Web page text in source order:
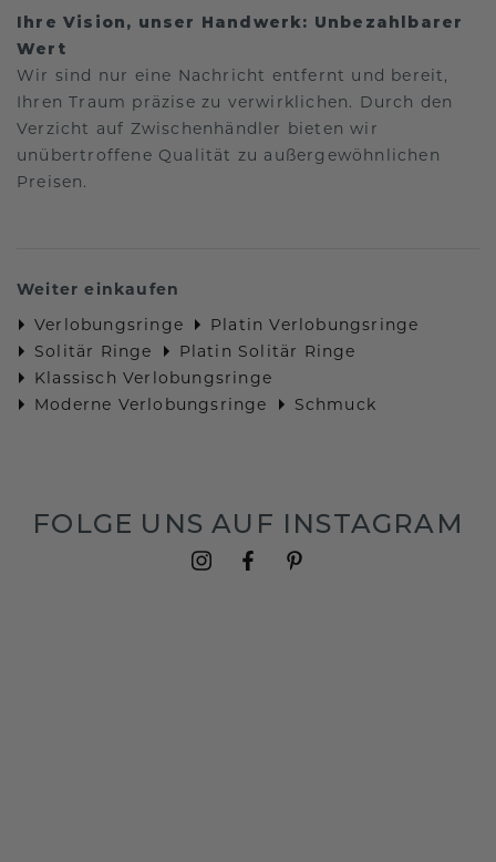
Ihre Vision, unser Handwerk: Unbezahlbarer
Wert
Wir sind nur eine Nachricht entfernt und bereit,
Ihren Traum präzise zu verwirklichen. Durch den
Verzicht auf Zwischenhändler bieten wir
unübertroffene Qualität zu außergewöhnlichen
Preisen.
Weiter einkaufen
Verlobungsringe
Platin Verlobungsringe
Solitär Ringe
Platin Solitär Ringe
Klassisch Verlobungsringe
Moderne Verlobungsringe
Schmuck
FOLGE UNS AUF INSTAGRAM